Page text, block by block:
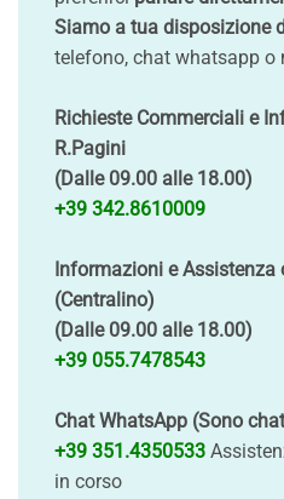
Siamo a tua disposizione
telefono, chat whatsapp o
Richieste Commerciali e
R.Pagini
(Dalle 09.00 alle 18.00)
+39 342.8610009
Informazioni e Assistenza
(Centralino)
(Dalle 09.00 alle 18.00)
+39 055.7478543
Chat WhatsApp (Sono
+39 351.4350533
in corso